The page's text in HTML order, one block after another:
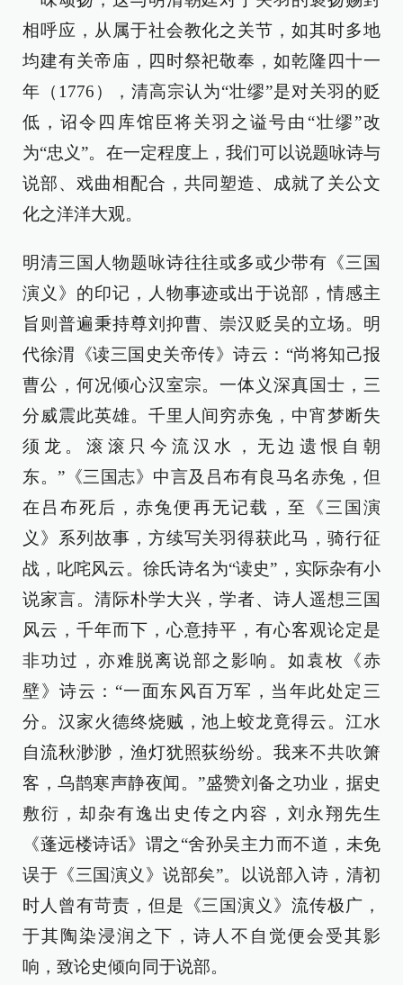
相呼应，从属于社会教化之关节，如其时多地
均建有关帝庙，四时祭祀敬奉，如乾隆四十一
年（1776），清高宗认为“壮缪”是对关羽的贬
低，诏令四库馆臣将关羽之谥号由“壮缪”改
为“忠义”。在一定程度上，我们可以说题咏诗与
说部、戏曲相配合，共同塑造、成就了关公文
化之洋洋大观。
明清三国人物题咏诗往往或多或少带有《三国
演义》的印记，人物事迹或出于说部，情感主
旨则普遍秉持尊刘抑曹、崇汉贬吴的立场。明
代徐渭《读三国史关帝传》诗云：“尚将知己报
曹公，何况倾心汉室宗。一体义深真国士，三
分威震此英雄。千里人间穷赤兔，中宵梦断失
须龙。滚滚只今流汉水，无边遗恨自朝
东。”《三国志》中言及吕布有良马名赤兔，但
在吕布死后，赤兔便再无记载，至《三国演
义》系列故事，方续写关羽得获此马，骑行征
战，叱咤风云。徐氏诗名为“读史”，实际杂有小
说家言。清际朴学大兴，学者、诗人遥想三国
风云，千年而下，心意持平，有心客观论定是
非功过，亦难脱离说部之影响。如袁枚《赤
壁》诗云：“一面东风百万军，当年此处定三
分。汉家火德终烧贼，池上蛟龙竟得云。江水
自流秋渺渺，渔灯犹照荻纷纷。我来不共吹箫
客，乌鹊寒声静夜闻。”盛赞刘备之功业，据史
敷衍，却杂有逸出史传之内容，刘永翔先生
《蓬远楼诗话》谓之“舍孙吴主力而不道，未免
误于《三国演义》说部矣”。以说部入诗，清初
时人曾有苛责，但是《三国演义》流传极广，
于其陶染浸润之下，诗人不自觉便会受其影
响，致论史倾向同于说部。